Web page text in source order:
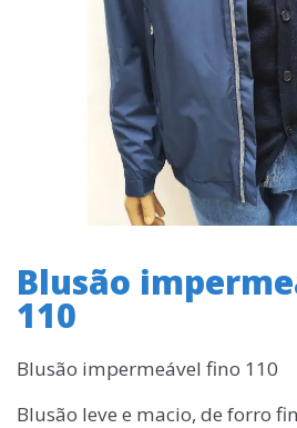
Blusão
110
Blusão impermeável fino 110
Blusão leve e macio, de forro